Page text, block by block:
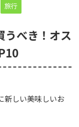
旅行
うべき！オス
新しい美味しいお